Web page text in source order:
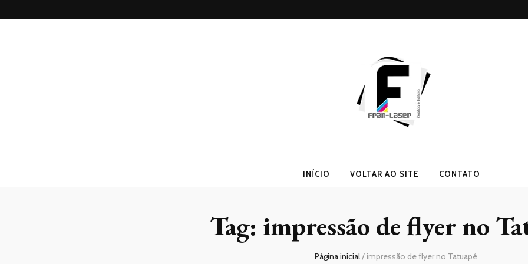
INÍCIO VOLTAR AO SITE CONTATO
Tag: impressão de flyer no
Página inicial/ impressão de flyer no Tatuapé